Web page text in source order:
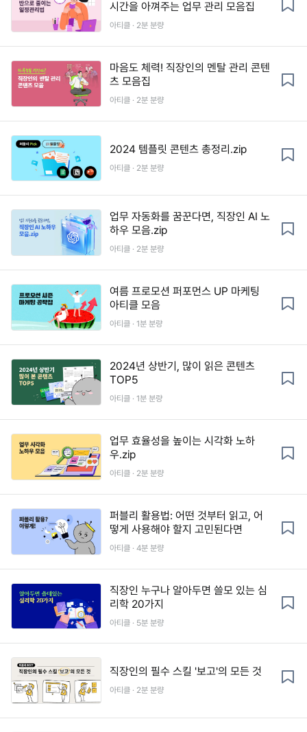
시간을 아껴주는 업무 관리 모음집
아티클 · 2분 분량
마음도 체력! 직장인의 멘탈 관리 콘텐
츠 모음집
아티클 · 2분 분량
2024 템플릿 콘텐츠 총정리.zip
아티클 · 2분 분량
업무 자동화를 꿈꾼다면, 직장인 AI 노
하우 모음.zip
아티클 · 2분 분량
여름 프로모션 퍼포먼스 UP 마케팅
아티클 모음
아티클 · 1분 분량
2024년 상반기, 많이 읽은 콘텐츠
TOP5
아티클 · 1분 분량
업무 효율성을 높이는 시각화 노하
우.zip
아티클 · 2분 분량
퍼블리 활용법: 어떤 것부터 읽고, 어
떻게 사용해야 할지 고민된다면
아티클 · 4분 분량
직장인 누구나 알아두면 쓸모 있는 심
리학 20가지
아티클 · 5분 분량
직장인의 필수 스킬 '보고'의 모든 것
아티클 · 2분 분량